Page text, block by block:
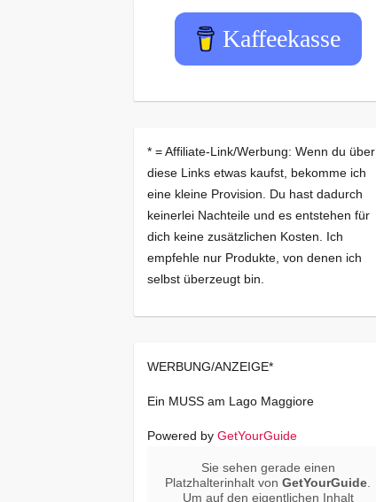
Kaffeekasse
* = Affiliate-Link/Werbung: Wenn du über
diese Links etwas kaufst, bekomme ich
eine kleine Provision. Du hast dadurch
keinerlei Nachteile und es entstehen für
dich keine zusätzlichen Kosten. Ich
empfehle nur Produkte, von denen ich
selbst überzeugt bin.
WERBUNG/ANZEIGE*
Ein MUSS am Lago Maggiore
Powered by GetYourGuide
Sie sehen gerade einen
Platzhalterinhalt vonGetYourGuide
Um auf den eigentlichen Inhalt